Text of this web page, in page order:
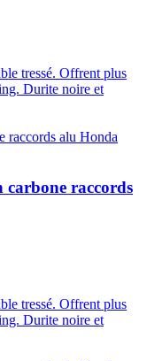
tressé. Offrent plus
Durite noire et
raccords
tressé. Offrent plus
Durite noire et